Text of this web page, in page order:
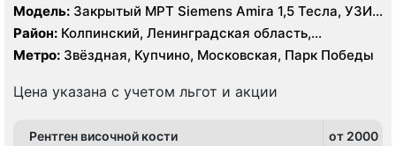
Модель: Закрытый МРТ Siemens Amira 1,5 Тесла, УЗИ
экспертного класса, цифровой рентген
Район: Колпинский, Ленинградская область,
Московский, Пушкинский, Фрунзенский
Метро: Звёздная, Купчино, Московская, Парк Победы
Цена указана с учетом льгот и акции
Рентген височной кости
от 2000